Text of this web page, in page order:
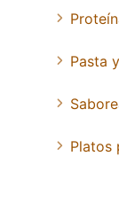
Pasta
Platos